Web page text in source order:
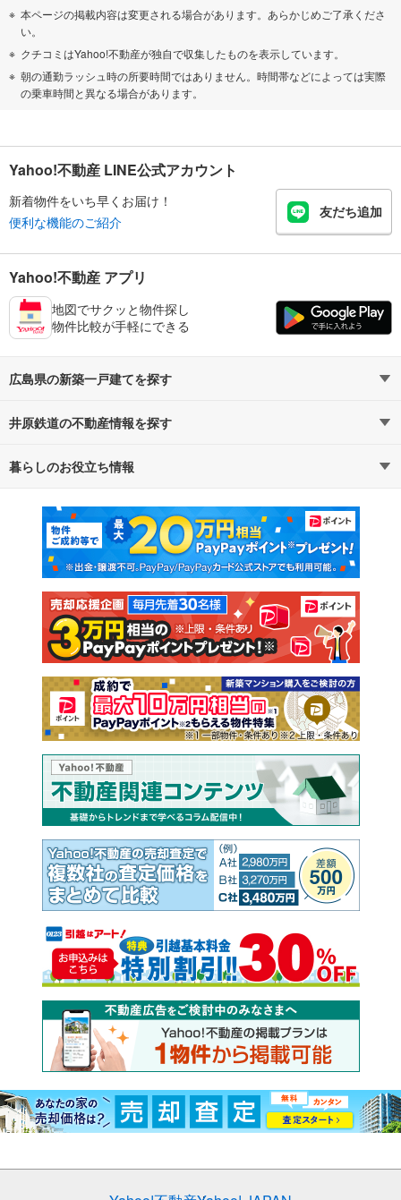
本ページの掲載内容は変更される場合があります。あらかじめご了承くださ
い。
クチコミはYahoo!不動産が独自で収集したものを表示しています。
朝の通勤ラッシュ時の所要時間ではありません。時間帯などによっては実際
の乗車時間と異なる場合があります。
Yahoo!不動産 LINE公式アカウント
新着物件をいち早くお届け！
便利な機能のご紹介
友だち追加
Yahoo!不動産 アプリ
地図でサクッと物件探し
物件比較が手軽にできる
広島県の新築一戸建てを探す
路線・駅から探す
通勤・通学時間から探す
井原鉄道の不動産情報を探す
不動産・住宅
新築マンション 中古マンション
新築一戸建て 中古一戸建て
注文住宅 土地
売却査定
暮らしのお役立ち情報
マンションカタログ 教えて！住まいの先生